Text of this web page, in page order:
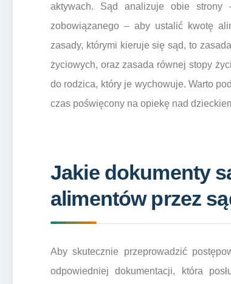
aktywach. Sąd analizuje obie strony
zobowiązanego – aby ustalić kwotę
zasady, którymi kieruje się sąd, to
życiowych, oraz zasada równej stopy
do rodzica, który je wychowuje. Warto
czas poświęcony na opiekę nad
Jakie dokumenty
alimentów przez
Aby skutecznie przeprowadzić
odpowiedniej dokumentacji, która